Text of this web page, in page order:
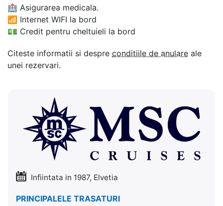
🏥 Asigurarea medicala.
📶 Internet WIFI la bord
💵 Credit pentru cheltuieli la bord
Citeste informatii si despre conditiile de anulare ale
unei rezervari.
Infiintata in 1987, Elvetia
PRINCIPALELE TRASATURI